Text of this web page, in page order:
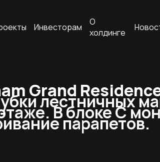
Инвесторам
О
холдинге
Grand
лестничных
В блоке С
парапетов.